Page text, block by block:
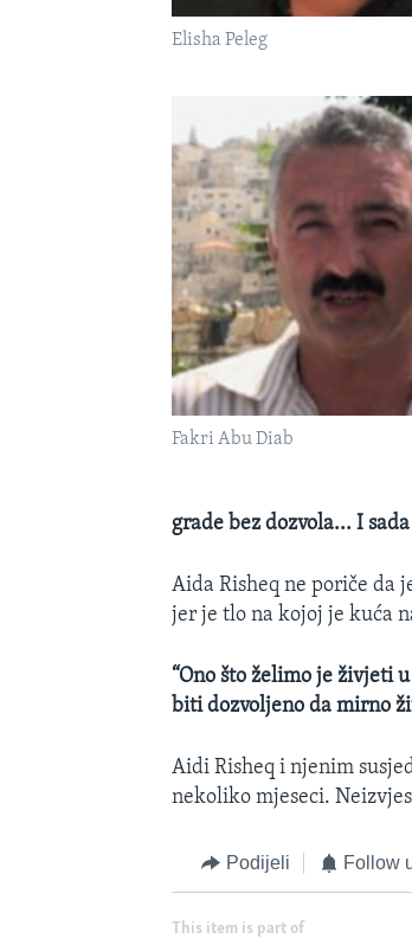
Elisha Peleg
Fakri Abu Diab
grade bez dozvola... I
Aida Risheq ne poriče da
jer je tlo na kojoj je kuća
“Ono što želimo je živjeti
biti dozvoljeno da mirno
Aidi Risheq i njenim
nekoliko mjeseci.
Podijeli Follow
This item is part of